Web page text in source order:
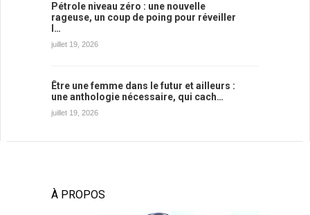
Pétrole niveau zéro : une nouvelle
rageuse, un coup de poing pour réveiller
l…
juillet 19, 2026
Être une femme dans le futur et ailleurs :
une anthologie nécessaire, qui cach…
juillet 19, 2026
À PROPOS